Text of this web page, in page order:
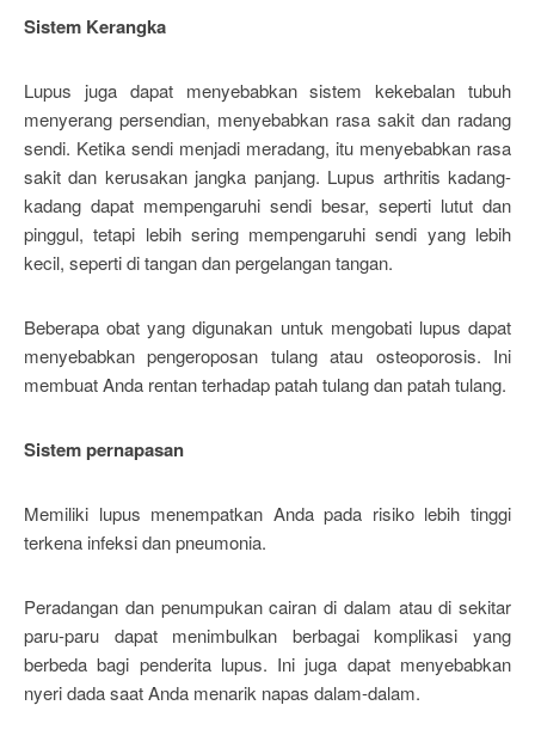
Sistem Kerangka
Lupus juga dapat menyebabkan sistem kekebalan tubuh
menyerang persendian, menyebabkan rasa sakit dan radang
sendi. Ketika sendi menjadi meradang, itu menyebabkan rasa
sakit dan kerusakan jangka panjang. Lupus arthritis kadang-
kadang dapat mempengaruhi sendi besar, seperti lutut dan
pinggul, tetapi lebih sering mempengaruhi sendi yang lebih
kecil, seperti di tangan dan pergelangan tangan.
Beberapa obat yang digunakan untuk mengobati lupus dapat
menyebabkan pengeroposan tulang atau osteoporosis. Ini
membuat Anda rentan terhadap patah tulang dan patah tulang.
Sistem pernapasan
Memiliki lupus menempatkan Anda pada risiko lebih tinggi
terkena infeksi dan pneumonia.
Peradangan dan penumpukan cairan di dalam atau di sekitar
paru-paru dapat menimbulkan berbagai komplikasi yang
berbeda bagi penderita lupus. Ini juga dapat menyebabkan
nyeri dada saat Anda menarik napas dalam-dalam.